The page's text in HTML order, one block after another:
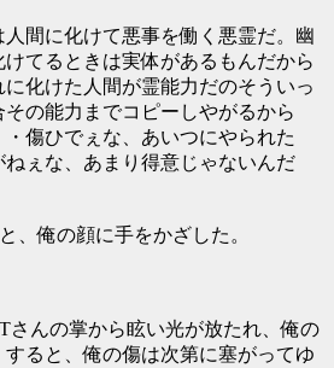
人間に化けて悪事を働く悪霊だ。幽
てるときは実体があるもんだから
に化けた人間が霊能力だのそういっ
の能力までコピーしやがるから
傷ひでぇな、あいつにやられた
ぇな、あまり得意じゃないんだ
、俺の顔に手をかざした。
さんの掌から眩い光が放たれ、俺の
ると、俺の傷は次第に塞がってゆ